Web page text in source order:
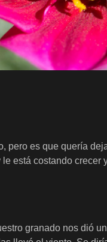
pero es que quería
está costando crecer
granado nos dió